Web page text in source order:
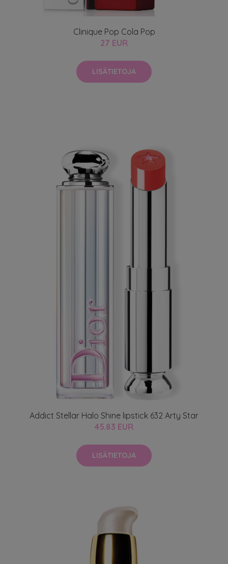
Clinique Pop Cola Pop
27 EUR
LISÄTIETOJA
Addict Stellar Halo Shine lipstick 632 Arty Star
45.83 EUR
LISÄTIETOJA